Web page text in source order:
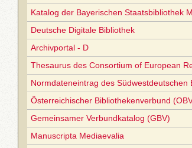
Katalog der Bayerischen Staatsbibliothek
Deutsche Digitale Bibliothek
Archivportal - D
Thesaurus des Consortium of European
Normdateneintrag des Südwestdeutschen
Österreichischer Bibliothekenverbund
Gemeinsamer Verbundkatalog (GBV)
Manuscripta Mediaevalia